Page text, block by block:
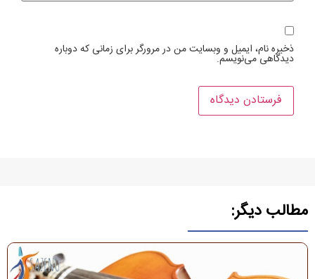
ذخیره نام، ایمیل و وبسایت من در مرورگر برای زمانی که دوباره
دیدگاهی می‌نویسم.
مطالب دیگر: